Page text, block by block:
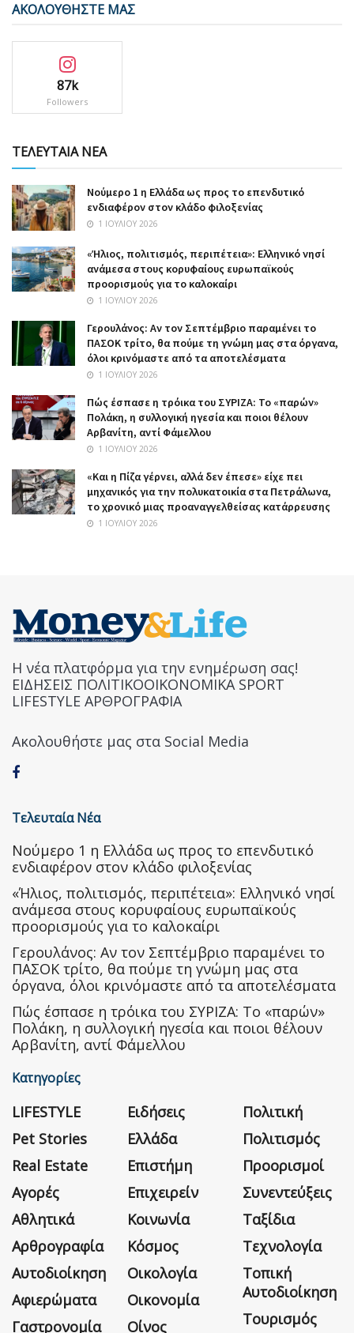
ΑΚΟΛΟΥΘΗΣΤΕ ΜΑΣ
87k
Followers
ΤΕΛΕΥΤΑΙΑ ΝΕΑ
Nούμερο 1 η Ελλάδα ως προς το επενδυτικό
ενδιαφέρον στον κλάδο φιλοξενίας
1 ΙΟΥΛΊΟΥ 2026
«Ήλιος, πολιτισμός, περιπέτεια»: Ελληνικό νησί
ανάμεσα στους κορυφαίους ευρωπαϊκούς
προορισμούς για το καλοκαίρι
1 ΙΟΥΛΊΟΥ 2026
Γερουλάνος: Αν τον Σεπτέμβριο παραμένει το
ΠΑΣΟΚ τρίτο, θα πούμε τη γνώμη μας στα όργανα,
όλοι κρινόμαστε από τα αποτελέσματα
1 ΙΟΥΛΊΟΥ 2026
Πώς έσπασε η τρόικα του ΣΥΡΙΖΑ: Το «παρών»
Πολάκη, η συλλογική ηγεσία και ποιοι θέλουν
Αρβανίτη, αντί Φάμελλου
1 ΙΟΥΛΊΟΥ 2026
«Και η Πίζα γέρνει, αλλά δεν έπεσε» είχε πει
μηχανικός για την πολυκατοικία στα Πετράλωνα,
το χρονικό μιας προαναγγελθείσας κατάρρευσης
1 ΙΟΥΛΊΟΥ 2026
Η νέα πλατφόρμα για την ενημέρωση σας!
ΕΙΔΗΣΕΙΣ ΠΟΛΙΤΙΚΟΟΙΚΟΝΟΜΙΚΑ SPORT
LIFESTYLE ΑΡΘΡΟΓΡΑΦΙΑ
Ακολουθήστε μας στα Social Media
Τελευταία Νέα
Nούμερο 1 η Ελλάδα ως προς το επενδυτικό
ενδιαφέρον στον κλάδο φιλοξενίας
«Ήλιος, πολιτισμός, περιπέτεια»: Ελληνικό νησί
ανάμεσα στους κορυφαίους ευρωπαϊκούς
προορισμούς για το καλοκαίρι
Γερουλάνος: Αν τον Σεπτέμβριο παραμένει το
ΠΑΣΟΚ τρίτο, θα πούμε τη γνώμη μας στα
όργανα, όλοι κρινόμαστε από τα αποτελέσματα
Πώς έσπασε η τρόικα του ΣΥΡΙΖΑ: Το «παρών»
Πολάκη, η συλλογική ηγεσία και ποιοι θέλουν
Αρβανίτη, αντί Φάμελλου
Κατηγορίες
LIFESTYLE
Pet Stories
Real Estate
Αγορές
Αθλητικά
Αρθρογραφία
Αυτοδιοίκηση
Αφιερώματα
Γαστρονομία
Ειδήσεις
Ελλάδα
Επιστήμη
Επιχειρείν
Κοινωνία
Κόσμος
Οικολογία
Οικονομία
Οίνος
Πολιτική
Πολιτισμός
Προορισμοί
Συνεντεύξεις
Ταξίδια
Τεχνολογία
Τοπική
Αυτοδιοίκηση
Τουρισμός